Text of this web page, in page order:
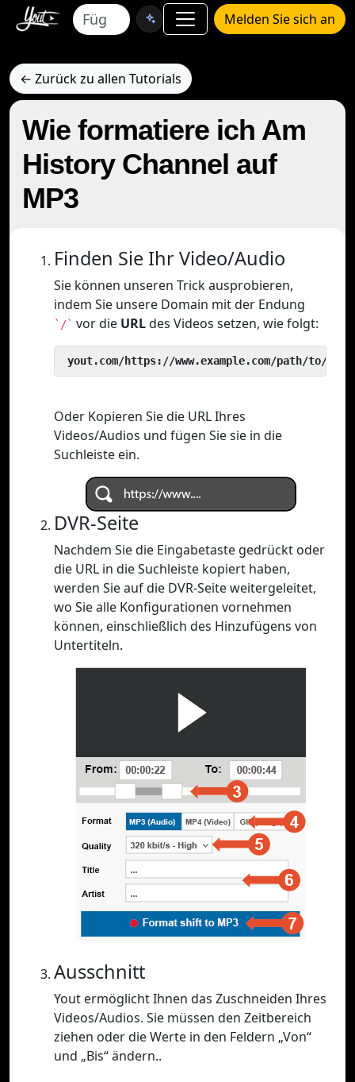
Melden Sie sich an
← Zurück zu allen Tutorials
Wie formatiere ich Am
History Channel auf
MP3
Finden Sie Ihr Video/Audio
Sie können unseren Trick ausprobieren,
indem Sie unsere Domain mit der Endung
`/` vor die URLdes Videos setzen, wie folgt:
yout.com/https://www.example.com/path/to/
Oder Kopieren Sie die URL Ihres
Videos/Audios und fügen Sie sie in die
Suchleiste ein.
DVR-Seite
Nachdem Sie die Eingabetaste gedrückt oder
die URL in die Suchleiste kopiert haben,
werden Sie auf die DVR-Seite weitergeleitet,
wo Sie alle Konfigurationen vornehmen
können, einschließlich des Hinzufügens von
Untertiteln.
Ausschnitt
Yout ermöglicht Ihnen das Zuschneiden Ihres
Videos/Audios. Sie müssen den Zeitbereich
ziehen oder die Werte in den Feldern „Von“
und „Bis“ ändern..